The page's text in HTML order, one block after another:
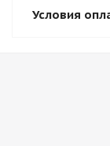
Условия